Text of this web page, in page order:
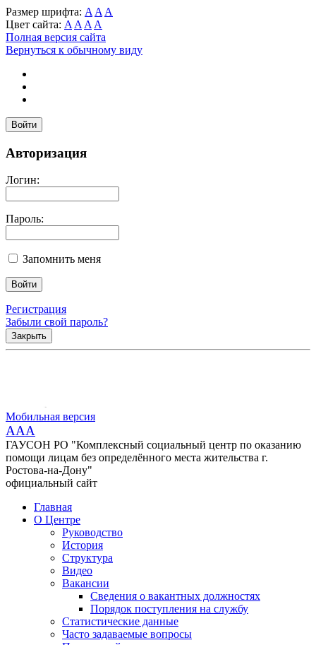
Размер шрифта: A A A
Цвет сайта: A A A A
Полная версия сайта
Вернуться к обычному виду
Войти
Авторизация
Логин:
Пароль:
Запомнить меня
Регистрация
Забыли свой пароль?
Закрыть
Мобильная версия
AAA
ГАУСОН РО "Комплексный социальный центр по оказанию
помощи лицам без определённого места жительства г.
Ростова-на-Дону"
официальный сайт
Главная
О Центре
Руководство
История
Структура
Видео
Вакансии
Сведения о вакантных должностях
Порядок поступления на службу
Статистические данные
Часто задаваемые вопросы